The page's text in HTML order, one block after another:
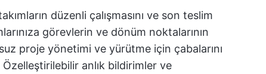
düzenli çalışmasını ve son teslim
görevlerin ve dönüm noktalarının
proje yönetimi ve yürütme için çabalarını
anlık bildirimler ve